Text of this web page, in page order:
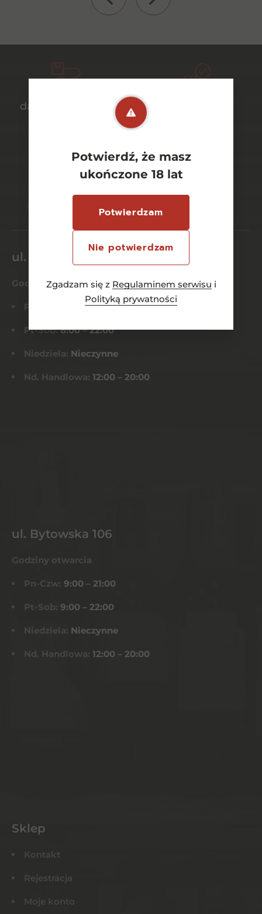
Potwierdź, że masz
ukończone 18 lat
Potwierdzam
Nie potwierdzam
Zgadzam się z Regulaminem serwisu i
Polityką prywatności
darmowa dostawa
ul. Dworcowa 26/6
Godziny otwarcia
Pn-Czw: 8:00 – 21:00
Pt-Sob:8:00 – 22:00
Niedziela: Nieczynne
Nd. Handlowa: 12:00 – 20:00
ul. Bytowska 106
Godziny otwarcia
Pn-Czw: 9:00 – 21:00
Pt-Sob: 9:00 – 22:00
Niedziela: Nieczynne
Nd. Handlowa: 12:00 – 20:00
Sklep
Kontakt
Rejestracja
Moje konto